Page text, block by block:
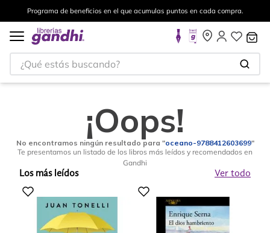
Programa de beneficios en el que acumulas puntos en cada compra.
¿Qué estás buscando?
¡Oops!
No encontramos ningún resultado para "oceano-9788412603699"
Te presentamos un listado de los libros más leídos y recomendados en
Gandhi
Los más leídos Ver todo